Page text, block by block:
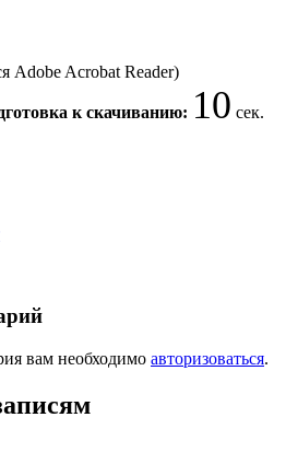
Adobe Acrobat Reader)
к скачиванию: 10 сек.
вам необходимо авторизоваться.